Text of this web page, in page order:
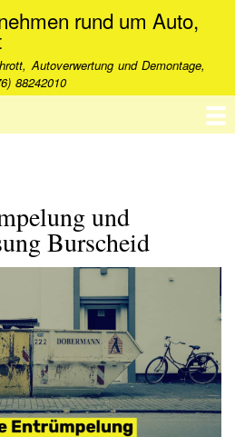
zum
rund um Auto,
Autoverwertung und Demontage,
88242010
und
Burscheid